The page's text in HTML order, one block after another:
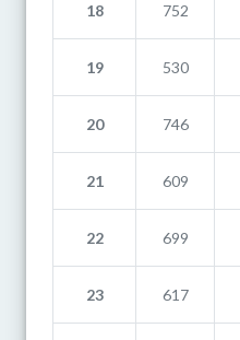
18 752
19 530
20 746
21 609
22 699
23 617